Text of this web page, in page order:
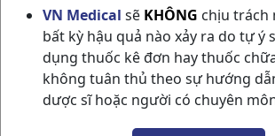
VN Medical sẽ KHÔNG chịu trách
bất kỳ hậu quả nào xảy ra do tự ý
dụng thuốc kê đơn hay thuốc
không tuân thủ theo sự hướng
dược sĩ hoặc người có chuyên
FENOSTAD 200MG H3VI10V
STELLAPHARM
NSX:Stellapharm
Nhóm hàng:
Tim Mạch - Lợi